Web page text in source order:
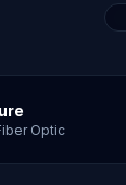
Optic